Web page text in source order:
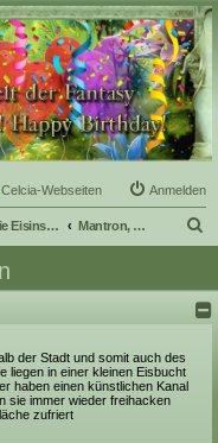
Celcia-Webseiten Anmelden
Die Eisinsel Ersa Mantron, Heimat der Tapferen
h
der Stadt und somit auch des
liegen in einer kleinen Eisbucht
haben einen künstlichen Kanal
sie immer wieder freihacken
zufriert